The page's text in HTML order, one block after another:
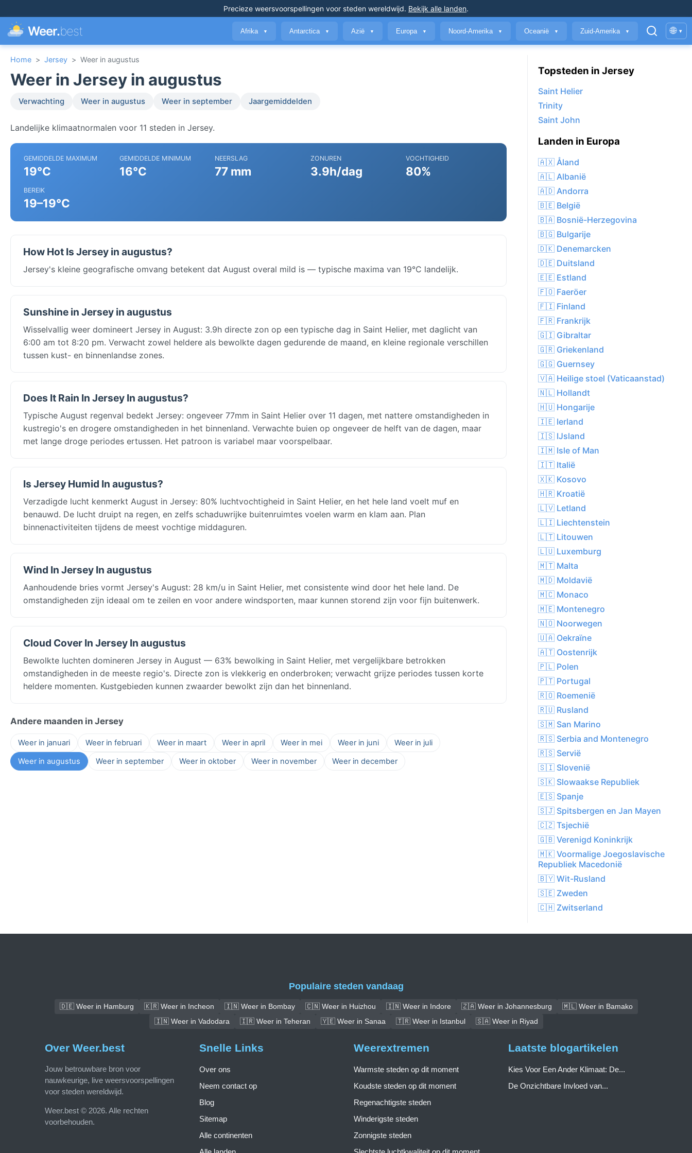
Precieze weersvoorspellingen voor steden wereldwijd. Bekijk alle landen.
Weer.best Afrika ▼ Antarctica ▼ Azië ▼ Europa ▼ Noord-Amerika ▼ Oceanië ▼ Zuid-Amerika ▼ 🌐 ▾
Home > Jersey > Weer in augustus
Weer in Jersey in augustus
Verwachting Weer in augustus Weer in september Jaargemiddelden
Landelijke klimaatnormalen voor 11 steden in Jersey.
GEMIDDELDE MAXIMUM
19°C
GEMIDDELDE MINIMUM
16°C
NEERSLAG
77 mm
ZONUREN
3.9h/dag
VOCHTIGHEID
80%
BEREIK
19–19°C
How Hot Is Jersey in augustus?
Jersey's kleine geografische omvang betekent dat August overal mild is — typische maxima van 19°C landelijk.
Sunshine in Jersey in augustus
Wisselvallig weer domineert Jersey in August: 3.9h directe zon op een typische dag in Saint Helier, met daglicht van
6:00 am tot 8:20 pm. Verwacht zowel heldere als bewolkte dagen gedurende de maand, en kleine regionale verschillen
tussen kust- en binnenlandse zones.
Does It Rain In Jersey In augustus?
Typische August regenval bedekt Jersey: ongeveer 77mm in Saint Helier over 11 dagen, met nattere omstandigheden in
kustregio's en drogere omstandigheden in het binnenland. Verwachte buien op ongeveer de helft van de dagen, maar
met lange droge periodes ertussen. Het patroon is variabel maar voorspelbaar.
Is Jersey Humid In augustus?
Verzadigde lucht kenmerkt August in Jersey: 80% luchtvochtigheid in Saint Helier, en het hele land voelt muf en
benauwd. De lucht druipt na regen, en zelfs schaduwrijke buitenruimtes voelen warm en klam aan. Plan
binnenactiviteiten tijdens de meest vochtige middaguren.
Wind In Jersey In augustus
Aanhoudende bries vormt Jersey's August: 28 km/u in Saint Helier, met consistente wind door het hele land. De
omstandigheden zijn ideaal om te zeilen en voor andere windsporten, maar kunnen storend zijn voor fijn buitenwerk.
Cloud Cover In Jersey In augustus
Bewolkte luchten domineren Jersey in August — 63% bewolking in Saint Helier, met vergelijkbare betrokken
omstandigheden in de meeste regio's. Directe zon is vlekkerig en onderbroken; verwacht grijze periodes tussen korte
heldere momenten. Kustgebieden kunnen zwaarder bewolkt zijn dan het binnenland.
Andere maanden in Jersey
Weer in januari Weer in februari Weer in maart Weer in april Weer in mei Weer in juni
Weer in juli
Weer in augustus
Weer in september Weer in oktober Weer in november Weer in december
Topsteden in Jersey
Saint Helier
Trinity
Saint John
Landen in Europa
🇦🇽 Åland
🇦🇱 Albanië
🇦🇩 Andorra
🇧🇪 België
🇧🇦 Bosnië-Herzegovina
🇧🇬 Bulgarije
🇩🇰 Denemarcken
🇩🇪 Duitsland
🇪🇪 Estland
🇫🇴 Faeröer
🇫🇮 Finland
🇫🇷 Frankrijk
🇬🇮 Gibraltar
🇬🇷 Griekenland
🇬🇬 Guernsey
🇻🇦 Heilige stoel (Vaticaanstad)
🇳🇱 Hollandt
🇭🇺 Hongarije
🇮🇪 Ierland
🇮🇸 IJsland
🇮🇲 Isle of Man
🇮🇹 Italië
🇽🇰 Kosovo
🇭🇷 Kroatië
🇱🇻 Letland
🇱🇮 Liechtenstein
🇱🇹 Litouwen
🇱🇺 Luxemburg
🇲🇹 Malta
🇲🇩 Moldavië
🇲🇨 Monaco
🇲🇪 Montenegro
🇳🇴 Noorwegen
🇺🇦 Oekraïne
🇦🇹 Oostenrijk
🇵🇱 Polen
🇵🇹 Portugal
🇷🇴 Roemenië
🇷🇺 Rusland
🇸🇲 San Marino
🇷🇸 Serbia and Montenegro
🇷🇸 Servië
🇸🇮 Slovenië
🇸🇰 Slowaakse Republiek
🇪🇸 Spanje
🇸🇯 Spitsbergen en Jan Mayen
🇨🇿 Tsjechië
🇬🇧 Verenigd Koninkrijk
🇲🇰 Voormalige Joegoslavische
Republiek Macedonië
🇧🇾 Wit-Rusland
🇸🇪 Zweden
🇨🇭 Zwitserland
Populaire steden vandaag
🇩🇪 Weer in Hamburg 🇰🇷 Weer in Incheon 🇮🇳 Weer in Bombay 🇨🇳 Weer in Huizhou 🇮🇳 Weer in Indore 🇿🇦 Weer in Johannesburg
🇲🇱 Weer in Bamako
🇮🇳 Weer in Vadodara
🇮🇷 Weer in Teheran 🇾🇪 Weer in Sanaa 🇹🇷 Weer in Istanbul 🇸🇦 Weer in Riyad
Over Weer.best
Jouw betrouwbare bron voor
nauwkeurige, live weersvoorspellingen
voor steden wereldwijd.
Weer.best © 2026. Alle rechten
voorbehouden.
Snelle Links
Over ons
Neem contact op
Blog
Sitemap
Alle continenten
Weerextremen
Warmste steden op dit moment
Koudste steden op dit moment
Regenachtigste steden
Winderigste steden
Zonnigste steden
Laatste blogartikelen
Kies Voor Een Ander Klimaat: De...
De Onzichtbare Invloed van...